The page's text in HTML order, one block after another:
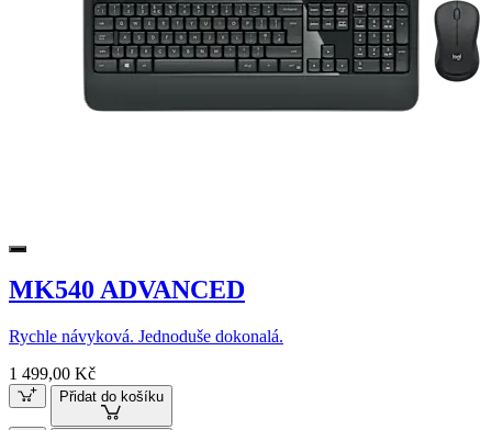
MK540 ADVANCED
Rychle návyková. Jednoduše dokonalá.
1 499,00 Kč
Přidat do košíku